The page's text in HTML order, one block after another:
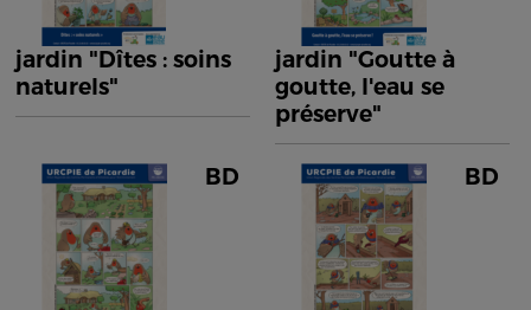
jardin "Dîtes : soins
naturels"
jardin "Goutte à
goutte, l'eau se
préserve"
BD BD